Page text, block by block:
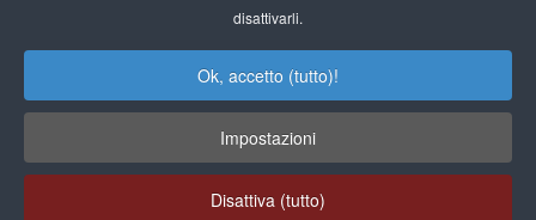
disattivarli.
Ok, accetto (tutto)!
Impostazioni
Disattiva (tutto)